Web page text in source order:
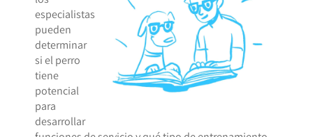
especialistas
pueden
determinar
si el perro
tiene
potencial
para
desarrollar